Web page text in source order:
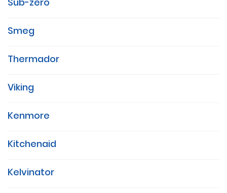
Smeg
Thermador
Viking
Kenmore
Kitchenaid
Kelvinator